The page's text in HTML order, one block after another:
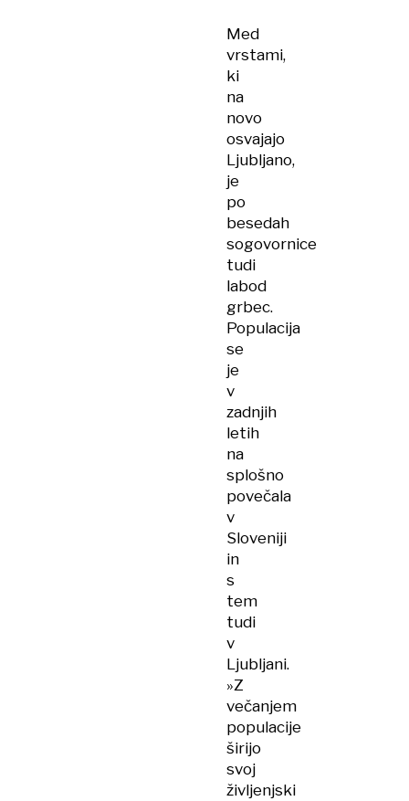
Med
vrstami,
ki
na
novo
osvajajo
Ljubljano,
je
po
besedah
sogovornice
tudi
labod
grbec.
Populacija
se
je
v
zadnjih
letih
na
splošno
povečala
v
Sloveniji
in
s
tem
tudi
v
Ljubljani.
»Z
večanjem
populacije
širijo
svoj
življenjski